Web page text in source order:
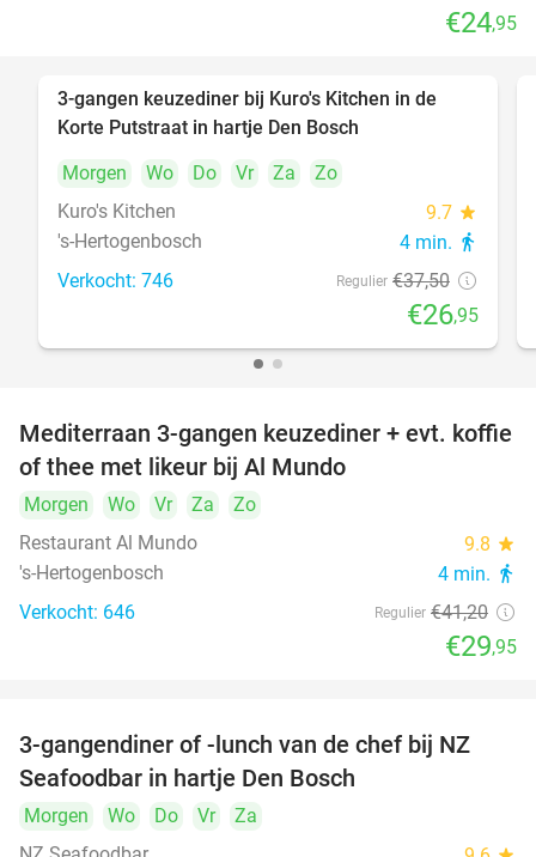
€24,95
3-gangen keuzediner bij Kuro's Kitchen in de
Korte Putstraat in hartje Den Bosch
Morgen
Wo Do Vr Za
Zo
Kuro's Kitchen
9.7 star
's-Hertogenbosch 4 min. directions_walk
Verkocht: 746 Regulier €37,50
€26,95
27%
Mediterraan 3-gangen keuzediner + evt. koffie
of thee met likeur bij Al Mundo
Morgen Wo Vr Za
Zo
Restaurant Al Mundo
9.8 star
's-Hertogenbosch 4 min. directions_walk
Verkocht: 646 Regulier €41,20
€29,95
46%
3-gangendiner of -lunch van de chef bij NZ
Seafoodbar in hartje Den Bosch
Morgen Wo Do Vr
Za